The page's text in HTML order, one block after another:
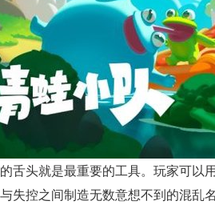
舌头就是最重要的工具。玩家可以
失控之间制造无数意想不到的混乱